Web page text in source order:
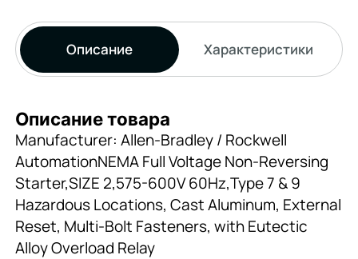
Описание Характеристики
Описание товара
Manufacturer: Allen-Bradley / Rockwell
AutomationNEMA Full Voltage Non-Reversing
Starter,SIZE 2,575-600V 60Hz,Type 7 & 9
Hazardous Locations, Cast Aluminum, External
Reset, Multi-Bolt Fasteners, with Eutectic
Alloy Overload Relay